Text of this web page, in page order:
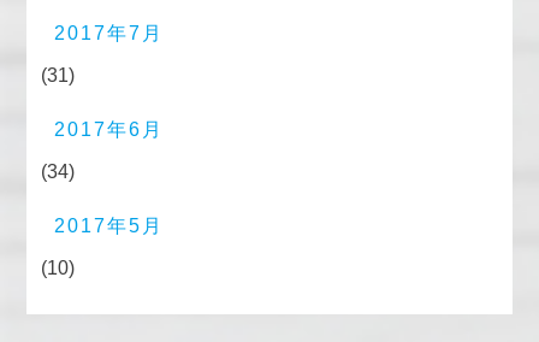
2017年7月
(31)
2017年6月
(34)
2017年5月
(10)